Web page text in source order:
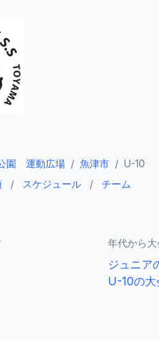
園 運動広場 / 魚津市 / U-10
/ スケジュール / チーム
年代から
ジュニア
U-10の大